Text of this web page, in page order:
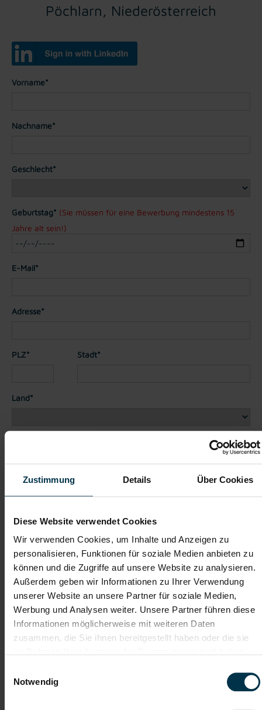
Zustimmung Details Über Cookies
Diese Website verwendet Cookies
Wir verwenden Cookies, um Inhalte und Anzeigen zu
personalisieren, Funktionen für soziale Medien anbieten zu
können und die Zugriffe auf unsere Website zu analysieren.
Außerdem geben wir Informationen zu Ihrer Verwendung
unserer Website an unsere Partner für soziale Medien,
Werbung und Analysen weiter. Unsere Partner führen diese
Informationen möglicherweise mit weiteren Daten
zusammen, die Sie ihnen bereitgestellt haben oder die sie
Notwendig
Pöchlarn, Niederösterreich
Vorname*
Nachname*
Geschlecht*
Geburtstag* (Sie müssen für eine Bewerbung mindestens 15
Jahre alt sein!)
E-Mail*
Adresse*
PLZ* Stadt*
Land*
Telefon*
Dateianhänge (max. 30MB gesamt - Bilder, Word oder PDF)
Lebenslauf
Bewerbungsschreiben
Empfehlungschreiben / Zeugnisse